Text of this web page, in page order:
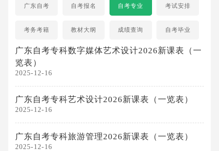
广东自考 自考报名 自考专业 考试安排
考务考籍 教材大纲 成绩查询 自考毕业
广东自考专科数字媒体艺术设计2026新课表（一
览表）
2025-12-16
广东自考专科艺术设计2026新课表（一览表）
2025-12-16
广东自考专科旅游管理2026新课表（一览表）
2025-12-16